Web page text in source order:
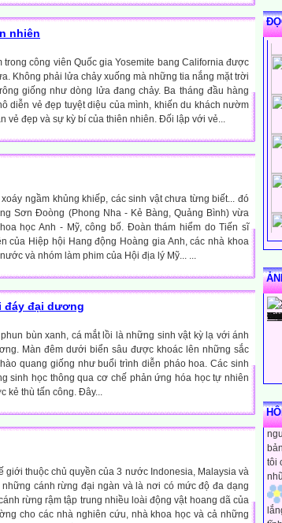
tôi
nhiên
trong công viên Quốc gia Yosemite bang California được
Không phải lửa chảy xuống mà những tia nắng mặt trời
giống như dòng lửa đang chảy. Ba tháng đầu hàng
diễn vẻ đẹp tuyệt diệu của mình, khiến du khách nườm
vẻ đẹp và sự kỳ bí của thiên nhiên. Đối lập với vẻ...
ngầm khủng khiếp, các sinh vật chưa từng biết... đó
Sơn Đoòng (Phong Nha - Kẻ Bàng, Quảng Bình) vừa
học Anh - Mỹ, công bố. Đoàn thám hiểm do Tiến sĩ
của Hiệp hội Hang động Hoàng gia Anh, các nhà khoa
và nhóm làm phim của Hội địa lý Mỹ... ...
đáy đại dương
bùn xanh, cá mắt lồi là những sinh vật kỳ lạ với ánh
Màn đêm dưới biển sâu được khoác lên những sắc
quang giống như buổi trình diễn pháo hoa. Các sinh
sinh học thông qua cơ chế phản ứng hóa học tự nhiên
kẻ thù tấn công. Đây...
giới thuộc chủ quyền của 3 nước Indonesia, Malaysia và
cánh rừng đại ngàn và là nơi có mức độ đa dạng
rừng rậm tập trung nhiều loài động vật hoang dã của
cho các nhà nghiên cứu, nhà khoa học và cả những